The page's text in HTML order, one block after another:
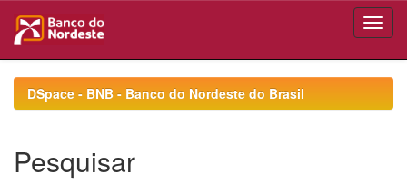
navigationDSpace - BNB - Banco do Nordeste do Brasil
Pesquisar